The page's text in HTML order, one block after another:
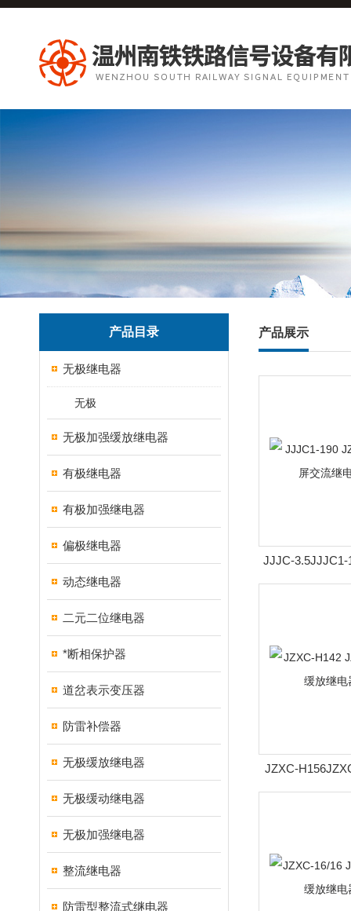
产品目录
无极继电器
无极
无极加强缓放继电器
有极继电器
有极加强继电器
偏极继电器
动态继电器
二元二位继电器
*断相保护器
道岔表示变压器
防雷补偿器
无极缓放继电器
无极缓动继电器
无极加强继电器
整流继电器
防雷型整流式继电器
产品展示
JJJC-3.5JJJC1-
电源屏交流
JZXC-
480整流缓放